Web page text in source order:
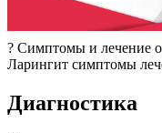
? Симптомы и лечение
Ларингит симптомы
Диагностика